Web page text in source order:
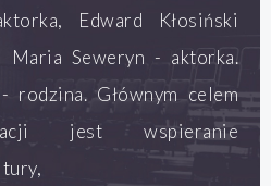
Edward Kłosiński
Seweryn - aktorka.
rodzina. Głównym celem
jest wspieranie